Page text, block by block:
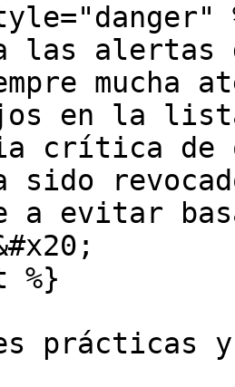
las alertas
mucha
en la
crítica de
sido
a evitar
%}
prácticas